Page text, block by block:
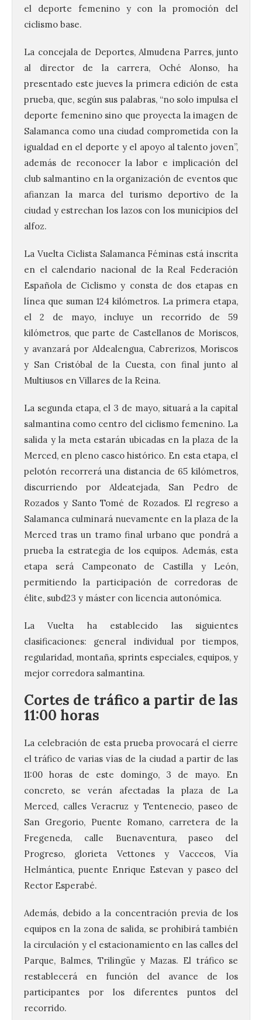
el deporte femenino y con la promoción del
ciclismo base.
La concejala de Deportes, Almudena Parres, junto
al director de la carrera, Oché Alonso, ha
presentado este jueves la primera edición de esta
prueba, que, según sus palabras, “no solo impulsa el
deporte femenino sino que proyecta la imagen de
Salamanca como una ciudad comprometida con la
igualdad en el deporte y el apoyo al talento joven”,
además de reconocer la labor e implicación del
club salmantino en la organización de eventos que
afianzan la marca del turismo deportivo de la
ciudad y estrechan los lazos con los municipios del
alfoz.
La Vuelta Ciclista Salamanca Féminas está inscrita
en el calendario nacional de la Real Federación
Española de Ciclismo y consta de dos etapas en
línea que suman 124 kilómetros. La primera etapa,
el 2 de mayo, incluye un recorrido de 59
kilómetros, que parte de Castellanos de Moriscos,
y avanzará por Aldealengua, Cabrerizos, Moriscos
y San Cristóbal de la Cuesta, con final junto al
Multiusos en Villares de la Reina.
La segunda etapa, el 3 de mayo, situará a la capital
salmantina como centro del ciclismo femenino. La
salida y la meta estarán ubicadas en la plaza de la
Merced, en pleno casco histórico. En esta etapa, el
pelotón recorrerá una distancia de 65 kilómetros,
discurriendo por Aldeatejada, San Pedro de
Rozados y Santo Tomé de Rozados. El regreso a
Salamanca culminará nuevamente en la plaza de la
Merced tras un tramo final urbano que pondrá a
prueba la estrategia de los equipos. Además, esta
etapa será Campeonato de Castilla y León,
permitiendo la participación de corredoras de
élite, subd23 y máster con licencia autonómica.
La Vuelta ha establecido las siguientes
clasificaciones: general individual por tiempos,
regularidad, montaña, sprints especiales, equipos, y
mejor corredora salmantina.
Cortes de tráfico a partir de las
11:00 horas
La celebración de esta prueba provocará el cierre
el tráfico de varias vías de la ciudad a partir de las
11:00 horas de este domingo, 3 de mayo. En
concreto, se verán afectadas la plaza de La
Merced, calles Veracruz y Tentenecio, paseo de
San Gregorio, Puente Romano, carretera de la
Fregeneda, calle Buenaventura, paseo del
Progreso, glorieta Vettones y Vacceos, Vía
Helmántica, puente Enrique Estevan y paseo del
Rector Esperabé.
Además, debido a la concentración previa de los
equipos en la zona de salida, se prohibirá también
la circulación y el estacionamiento en las calles del
Parque, Balmes, Trilingüe y Mazas. El tráfico se
restablecerá en función del avance de los
participantes por los diferentes puntos del
recorrido.
Brujería Fest Summer un
festival que se celebrará
el 11 de agosto en la
Bañeza
9 Ago 2026
El Ayuntamiento de La
Bañeza presenta el
Brujería Fest Summer
Edition, una nueva cita
patronales. El salón de plenos del